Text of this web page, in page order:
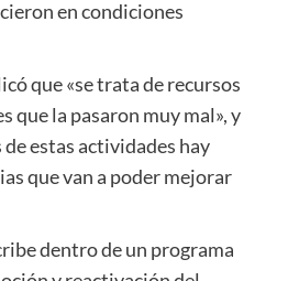
en condiciones
que «se trata de recursos
que la pasaron muy mal», y
estas actividades hay
que van a poder mejorar
dentro de un programa